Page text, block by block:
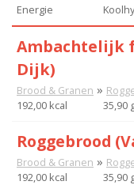
Energie
Ambachtelijk
Dijk)
Brood & Granen »
192,00 kcal
35,90
Roggebrood
Brood & Granen »
192,00 kcal
35,90